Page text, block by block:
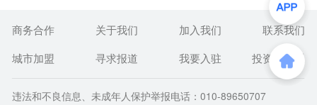
商务合作 关于我们 加入我们
联系我们
城市加盟
寻求报道 我要入驻 投资者关系
违法和不良信息、未成年人保护举报电话：010-89650707